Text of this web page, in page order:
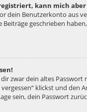
kann mich
dein Benutzerkonto aus
Beiträge geschrieben
zwar dein altes
klickst und
sein, dein Passwort